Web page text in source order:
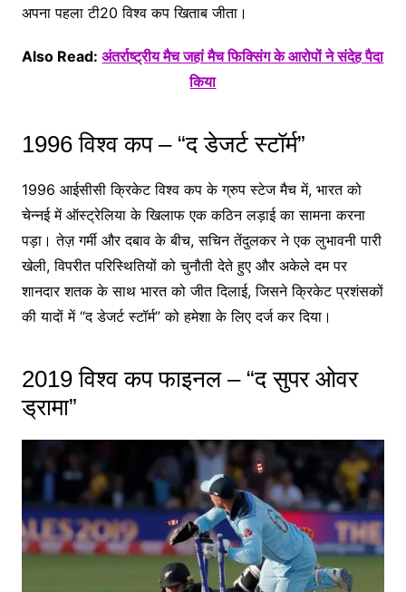
अपना पहला टी20 विश्व कप खिताब जीता।
Also Read:अंतर्राष्ट्रीय मैच जहां मैच फिक्सिंग के आरोपों ने संदेह पैदा
किया
1996 विश्व कप – “द डेजर्ट स्टॉर्म”
1996 आईसीसी क्रिकेट विश्व कप के ग्रुप स्टेज मैच में, भारत को
चेन्नई में ऑस्ट्रेलिया के खिलाफ एक कठिन लड़ाई का सामना करना
पड़ा। तेज़ गर्मी और दबाव के बीच, सचिन तेंदुलकर ने एक लुभावनी पारी
खेली, विपरीत परिस्थितियों को चुनौती देते हुए और अकेले दम पर
शानदार शतक के साथ भारत को जीत दिलाई, जिसने क्रिकेट प्रशंसकों
की यादों में “द डेजर्ट स्टॉर्म” को हमेशा के लिए दर्ज कर दिया।
2019 विश्व कप फाइनल – “द सुपर ओवर
ड्रामा”